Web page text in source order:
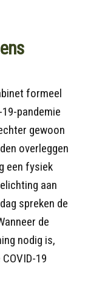
formeel
pandemie
gewoon
overleggen
een fysiek
aan
spreken de
de
nodig is,
19